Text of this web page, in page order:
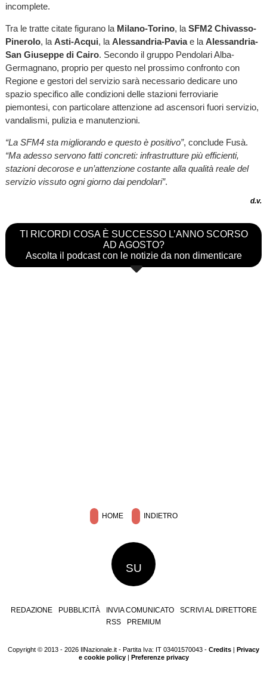
incomplete.
Tra le tratte citate figurano la Milano-Torino, la SFM2 Chivasso-
Pinerolo, la Asti-Acqui, la Alessandria-Paviae la Alessandria-
San Giuseppe di Cairo. Secondo il gruppo Pendolari Alba-
Germagnano, proprio per questo nel prossimo confronto con
Regione e gestori del servizio sarà necessario dedicare uno
spazio specifico alle condizioni delle stazioni ferroviarie
piemontesi, con particolare attenzione ad ascensori fuori servizio,
vandalismi, pulizia e manutenzioni.
“La SFM4 sta migliorando e questo è positivo”, conclude Fusà.
“Ma adesso servono fatti concreti: infrastrutture più efficienti,
stazioni decorose e un’attenzione costante alla qualità reale del
servizio vissuto ogni giorno dai pendolari”.
d.v.
TI RICORDI COSA È SUCCESSO L’ANNO SCORSO
AD AGOSTO?
Ascolta il podcast con le notizie da non dimenticare
HOME INDIETRO
SU
REDAZIONE PUBBLICITÀ INVIA COMUNICATO
SCRIVI AL DIRETTORE
RSS
PREMIUM
Copyright © 2013 - 2026 IlNazionale.it - Partita Iva: IT 03401570043 - Credits
Privacy
e cookie policy| Preferenze privacy